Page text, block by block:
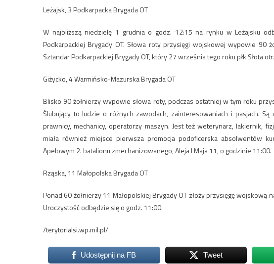
Leżajsk, 3 Podkarpacka Brygada OT
W najbliższą niedzielę 1 grudnia o godz. 12:15 na rynku w Leżajsku
Podkarpackiej Brygady OT. Słowa roty przysięgi wojskowej wypowie 90
Sztandar Podkarpackiej Brygady OT, który 27 września tego roku płk Słota
Giżycko, 4 Warmińsko-Mazurska Brygada OT
Blisko 90 żołnierzy wypowie słowa roty, podczas ostatniej w tym roku
Ślubujący to ludzie o różnych zawodach, zainteresowaniach i pasjach.
prawnicy, mechanicy, operatorzy maszyn. Jest też weterynarz, lakiernik,
miała również miejsce pierwsza promocja podoficerska absolwentów
Apelowym 2. batalionu zmechanizowanego, Aleja I Maja 11, o godzinie 11:00.
Rząska, 11 Małopolska Brygada OT
Ponad 60 żołnierzy 11 Małopolskiej Brygady OT złoży przysięgę
Uroczystość odbędzie się o godz. 11:00.
/terytorialsi.wp.mil.pl/
Udostępnij na FB Tweet